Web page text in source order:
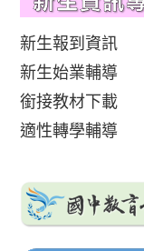
新生報到資訊
新生始業輔導
銜接教材下載
適性轉學輔導